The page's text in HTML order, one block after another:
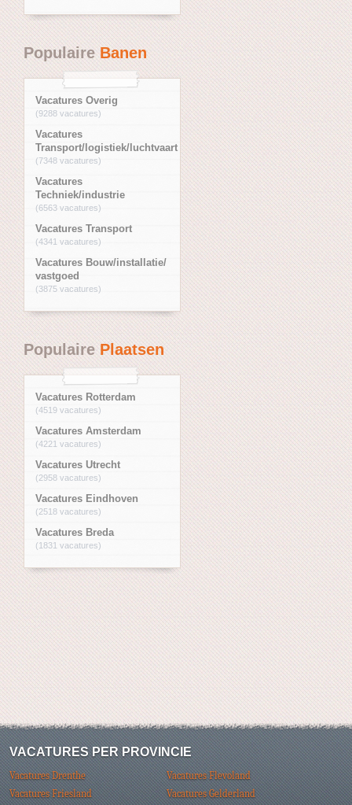
PopulaireBanen
Vacatures Overig
(9288 vacatures)
Vacatures
Transport/logistiek/luchtvaart
(7348 vacatures)
Vacatures
Techniek/industrie
(6563 vacatures)
Vacatures Transport
(4341 vacatures)
Vacatures Bouw/installatie/
vastgoed
(3875 vacatures)
PopulairePlaatsen
Vacatures Rotterdam
(4519 vacatures)
Vacatures Amsterdam
(4221 vacatures)
Vacatures Utrecht
(2958 vacatures)
Vacatures Eindhoven
(2518 vacatures)
Vacatures Breda
(1831 vacatures)
VACATURES PER PROVINCIE
Vacatures Drenthe
Vacatures Flevoland
Vacatures Friesland
Vacatures Gelderland